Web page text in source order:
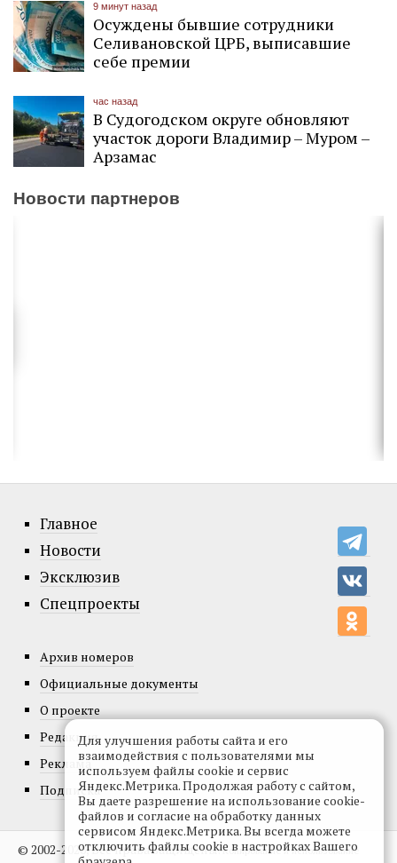
9 минут назад
Осуждены бывшие сотрудники
Селивановской ЦРБ, выписавшие
себе премии
час назад
В Судогодском округе обновляют
участок дороги Владимир – Муром –
Арзамас
Новости партнеров
Главное
Новости
Эксклюзив
Спецпроекты
Архив номеров
Официальные документы
О проекте
Редакция
Реклама
Подписка
© 2002-2026, Все права защищены.Копирование и использование
Для улучшения работы сайта и его
взаимодействия с пользователями мы
используем файлы cookie и сервис
Яндекс.Метрика. Продолжая работу с сайтом,
Вы даете разрешение на использование cookie-
файлов и согласие на обработку данных
сервисом Яндекс.Метрика. Вы всегда можете
отключить файлы cookie в настройках Вашего